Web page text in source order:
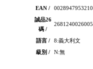
EAN /
0028947953210
誠品26
碼 /
2681240026005
語言 /
8:義大利文
級別 /
N:無